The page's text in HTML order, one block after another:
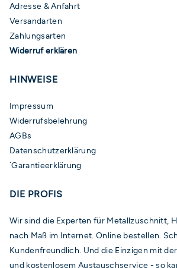
Adresse & Anfahrt
Versandarten
Zahlungsarten
Widerruf erklären
HINWEISE
Impressum
Widerrufsbelehrung
AGBs
Datenschutzerklärung
*Garantieerklärung
DIE PROFIS
Wir sind die Experten für Metallzuschnitt,
nach Maß im Internet. Online bestellen.
Kundenfreundlich. Und die Einzigen mit
und kostenlosem Austauschservice - so